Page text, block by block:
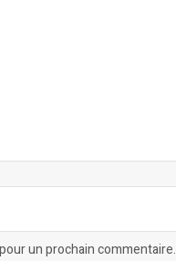
un prochain commentaire.